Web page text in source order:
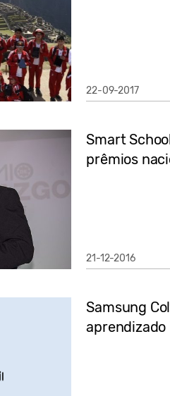
22-09-2017
Smart
prêmios
21-12-2016
Samsung